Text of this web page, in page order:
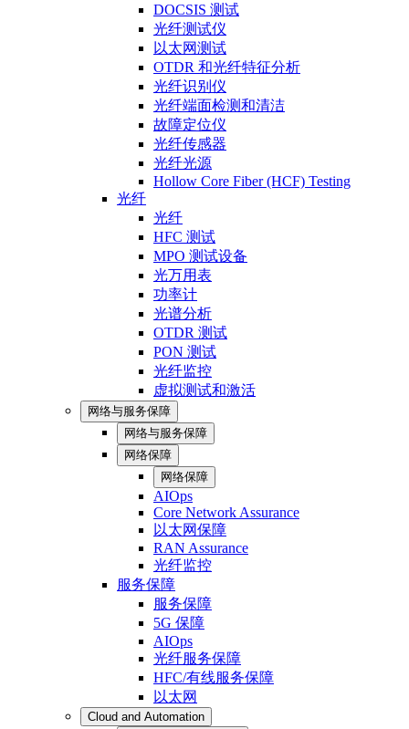
DOCSIS 测试
光纤测试仪
以太网测试
OTDR 和光纤特征分析
光纤识别仪
光纤端面检测和清洁
故障定位仪
光纤传感器
光纤光源
Hollow Core Fiber (HCF) Testing
光纤
光纤
HFC 测试
MPO 测试设备
光万用表
功率计
光谱分析
OTDR 测试
PON 测试
光纤监控
虚拟测试和激活
网络与服务保障
网络与服务保障
网络保障
网络保障
AIOps
Core Network Assurance
以太网保障
RAN Assurance
光纤监控
服务保障
服务保障
5G 保障
AIOps
光纤服务保障
HFC/有线服务保障
以太网
Cloud and Automation